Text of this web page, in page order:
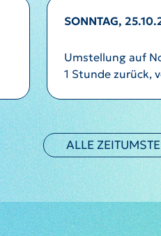
SONNTAG,
Umstellung auf
1 Stunde zurück,
ALLE